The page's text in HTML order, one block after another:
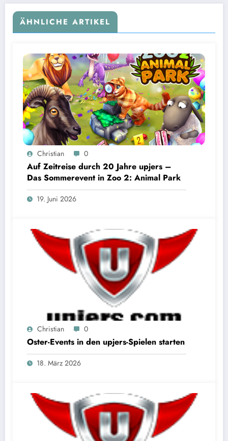
ÄHNLICHE ARTIKEL
Christian 0
Auf Zeitreise durch 20 Jahre upjers –
Das Sommerevent in Zoo 2: Animal Park
19. Juni 2026
Christian 0
Oster-Events in den upjers-Spielen starten
18. März 2026